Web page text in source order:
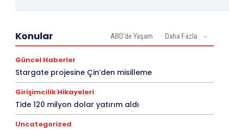
Konular ABD'de Yaşam Daha Fazla
Güncel Haberler
Stargate projesine Çin’den misilleme
Girişimcilik Hikayeleri
Tide 120 milyon dolar yatırım aldı
Uncategorized